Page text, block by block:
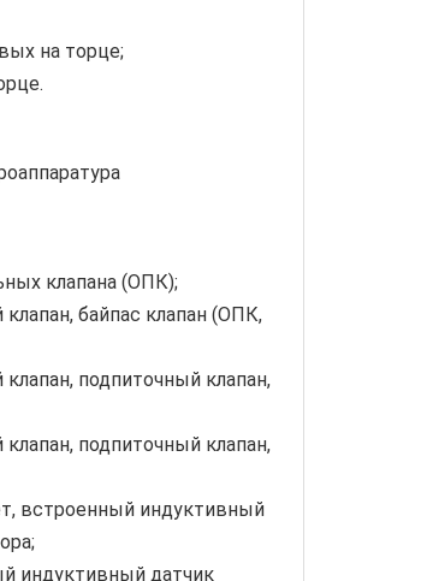
на торце;
клапана (ОПК);
байпас клапан (ОПК,
подпиточный клапан,
подпиточный клапан,
встроенный индуктивный
индуктивный датчик